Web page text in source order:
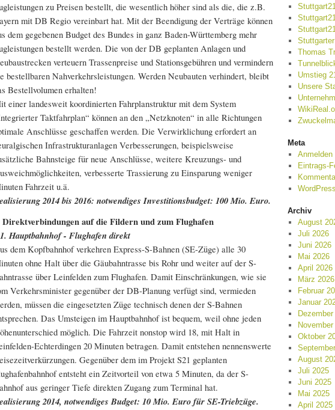
zu Preisen bestellt, die wesentlich höher sind als die, die z.B.
mit DB Regio vereinbart hat. Mit der Beendigung der Verträge können
dem gegebenen Budget des Bundes in ganz Baden-Württemberg mehr
bestellt werden. Die von der DB geplanten Anlagen und
verteuern Trassenpreise und Stationsgebühren und vermindern
bestellbaren Nahverkehrsleistungen. Werden Neubauten verhindert, bleibt
Bestellvolumen erhalten!
einer landesweit koordinierten Fahrplanstruktur mit dem System
Taktfahrplan“ können an den „Netzknoten“ in alle Richtungen
Anschlüsse geschaffen werden. Die Verwirklichung erfordert an
Infrastrukturanlagen Verbesserungen, beispielsweise
Bahnsteige für neue Anschlüsse, weitere Kreuzungs- und
verbesserte Trassierung zu Einsparung weniger
Fahrzeit u.ä.
2014 bis 2016: notwendiges Investitionsbudget: 100 Mio. Euro.
Direktverbindungen auf die Fildern und zum Flughafen
Hauptbahnhof - Flughafen direkt
dem Kopfbahnhof verkehren Express-S-Bahnen (SE-Züge) alle 30
ohne Halt über die Gäubahntrasse bis Rohr und weiter auf der S-
über Leinfelden zum Flughafen. Damit Einschränkungen, wie sie
Verkehrsminister gegenüber der DB-Planung verfügt sind, vermieden
müssen die eingesetzten Züge technisch denen der S-Bahnen
Das Umsteigen im Hauptbahnhof ist bequem, weil ohne jeden
möglich. Die Fahrzeit nonstop wird 18, mit Halt in
Echterdingen 20 Minuten betragen. Damit entstehen nennenswerte
Gegenüber dem im Projekt S21 geplanten
entsteht ein Zeitvorteil von etwa 5 Minuten, da der S-
aus geringer Tiefe direkten Zugang zum Terminal hat.
2014, notwendiges Budget: 10 Mio. Euro für SE-Triebzüge.
Thomas
Umstieg
Unsere
Meta
Anmelden
Eintrags-
Archiv
August
Juli 2026
Juni 2026
Mai 2026
April 2026
März 2026
Februar
Januar
Oktober
August
Juli 2025
Juni 2025
Mai 2025
April 2025